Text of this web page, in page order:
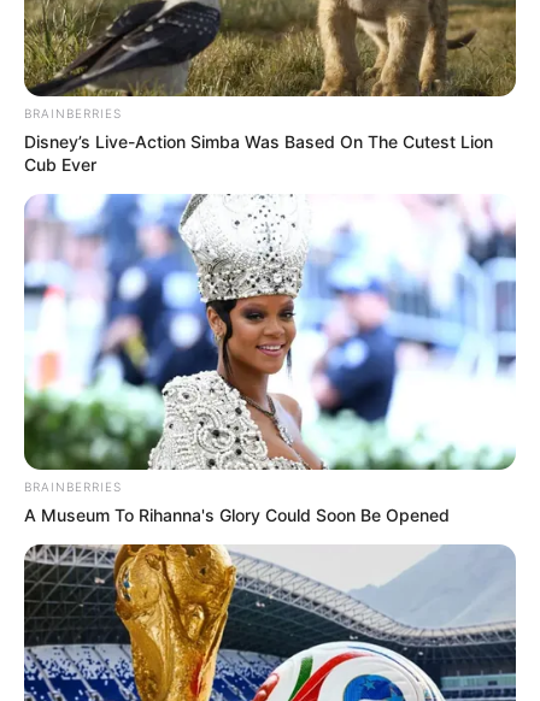
BRAINBERRIES
Disney’s Live-Action Simba Was Based On The Cutest Lion
Cub Ever
BRAINBERRIES
A Museum To Rihanna's Glory Could Soon Be Opened